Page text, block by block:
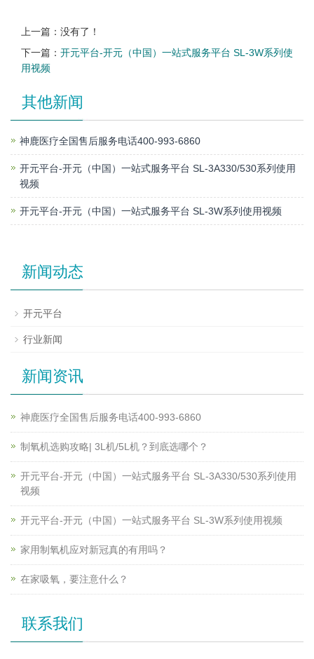
上一篇：没有了！
下一篇： 开元平台-开元（中国）一站式服务平台 SL-3W系列使
用视频
其他新闻
神鹿医疗全国售后服务电话400-993-6860
开元平台-开元（中国）一站式服务平台 SL-3A330/530系列使用
视频
开元平台-开元（中国）一站式服务平台 SL-3W系列使用视频
新闻动态
开元平台
行业新闻
新闻资讯
神鹿医疗全国售后服务电话400-993-6860
制氧机选购攻略| 3L机/5L机？到底选哪个？
开元平台-开元（中国）一站式服务平台 SL-3A330/530系列使用
视频
开元平台-开元（中国）一站式服务平台 SL-3W系列使用视频
家用制氧机应对新冠真的有用吗？
在家吸氧，要注意什么？
联系我们